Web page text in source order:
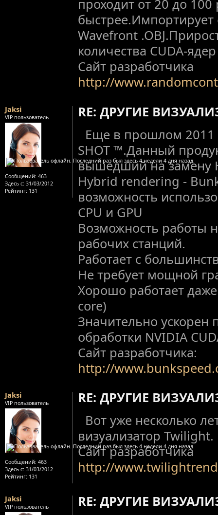
проходит от 20 до 100
Wavefront
количества CUDA-
Сайт разработчика
http://
Jaksi
VIP пользователь
Сообщений: 463
Здесь с: 31/03/2012
Рейтинг: 131
RE: ДРУГИЕ
Еще в прошлом 2011
SHOT ™.Данный
вышедший на замену
Hybrid rendering -
возможность
CPU и GPU
Возможность работы
рабочих станций.
Работает с
Не требует мощной
Хорошо работает
core)
Значительно ускорен
обработки NVIDIA
Сайт разработчика:
http://
Jaksi
VIP пользователь
Сообщений: 463
Здесь с: 31/03/2012
Рейтинг: 131
RE: ДРУГИЕ
Вот уже несколько
визуализатор Twilight.
Сайт разработчика
http://
Jaksi
VIP пользователь
RE: ДРУГИЕ